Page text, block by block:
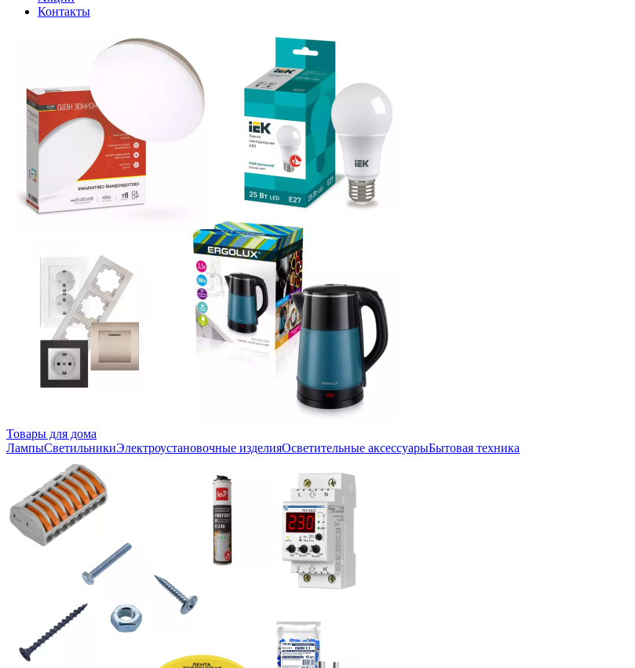
Контакты
Товары для дома
ЛампыСветильникиЭлектроустановочные изделияОсветительные аксессуарыБытовая техника